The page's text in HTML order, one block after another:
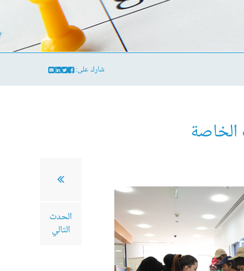
شارك على:
الحدث
التالي
الخاصة